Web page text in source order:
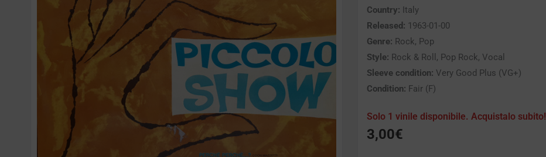
Country: Italy
Released: 1963-01-00
Genre: Rock, Pop
Style: Rock & Roll, Pop Rock, Vocal
Sleeve condition: Very Good Plus (VG+)
Condition: Fair (F)
Solo 1 vinile disponibile. Acquistalo subito!
3,00€